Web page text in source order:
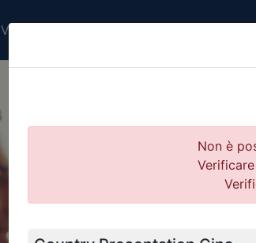
Verifica attestato di presenza